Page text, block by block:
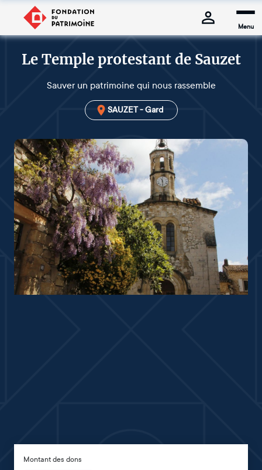
Menu
Le Temple protestant de Sauzet
Sauver un patrimoine qui nous rassemble
SAUZET - Gard
Montant des dons